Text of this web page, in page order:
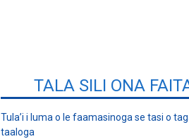
TALA SILI ONA
Tula’i i luma o le faamasinoga se tasi o
taaloga